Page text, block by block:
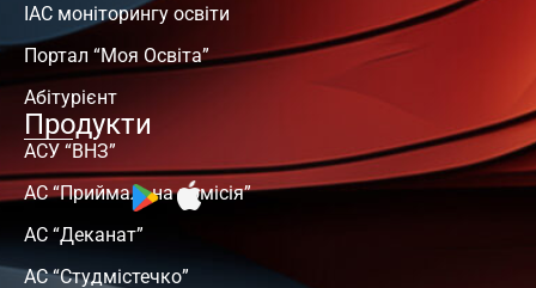
ІАС моніторингу освіти
Портал “Моя Освіта”
Абітурієнт
Продукти
АСУ “ВНЗ”
АС “Приймальна комісія”
АС “Деканат”
АС “Студмістечко”